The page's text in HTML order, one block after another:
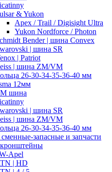
& Yukon
Apex / Trail / Digisight Ultra
Yukon Nordforce / Photon
Bender | шина Convex
| шина SR
| Patriot
| шина ZM/VM
26-30-34-35-36-40 мм
12мм
шина
| шина SR
| шина ZM/VM
26-30-34-35-36-40 мм
запасные и запчасти
Apel
| HD